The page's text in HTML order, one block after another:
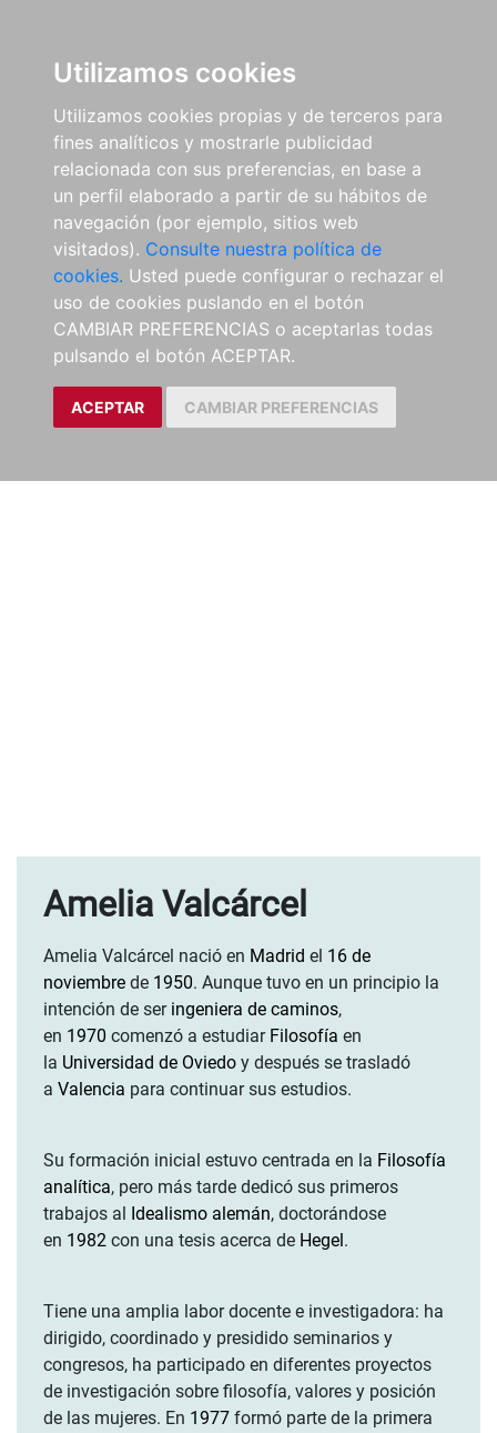
Utilizamos cookies
Utilizamos cookies propias y de terceros para
fines analíticos y mostrarle publicidad
relacionada con sus preferencias, en base a
un perfil elaborado a partir de su hábitos de
navegación (por ejemplo, sitios web
visitados). Consulte nuestra política de
cookies. Usted puede configurar o rechazar el
uso de cookies puslando en el botón
CAMBIAR PREFERENCIAS o aceptarlas todas
pulsando el botón ACEPTAR.
ACEPTAR CAMBIAR PREFERENCIAS
Amelia Valcárcel
Amelia Valcárcel nació en Madrid el 16 de
noviembre de 1950. Aunque tuvo en un principio la
intención de ser ingeniera de caminos,
en 1970 comenzó a estudiar Filosofía en
la Universidad de Oviedo y después se trasladó
a Valencia para continuar sus estudios.
Su formación inicial estuvo centrada en la Filosofía
analítica, pero más tarde dedicó sus primeros
trabajos al
Idealismo alemán, doctorándose
en 1982 con una tesis acerca de Hegel .
Tiene una amplia labor docente e investigadora: ha
dirigido, coordinado y presidido seminarios y
congresos, ha participado en diferentes proyectos
de investigación sobre filosofía, valores y posición
de las mujeres. En 1977 formó parte de la primera